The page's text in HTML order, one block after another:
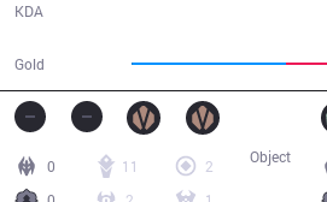
KDA
Gold
0 11
2
Object